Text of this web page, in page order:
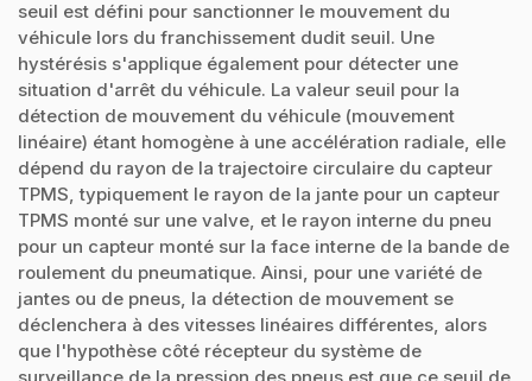
seuil est défini pour sanctionner le mouvement du
véhicule lors du franchissement dudit seuil. Une
hystérésis s'applique également pour détecter une
situation d'arrêt du véhicule. La valeur seuil pour la
détection de mouvement du véhicule (mouvement
linéaire) étant homogène à une accélération radiale, elle
dépend du rayon de la trajectoire circulaire du capteur
TPMS, typiquement le rayon de la jante pour un capteur
TPMS monté sur une valve, et le rayon interne du pneu
pour un capteur monté sur la face interne de la bande de
roulement du pneumatique. Ainsi, pour une variété de
jantes ou de pneus, la détection de mouvement se
déclenchera à des vitesses linéaires différentes, alors
que l'hypothèse côté récepteur du système de